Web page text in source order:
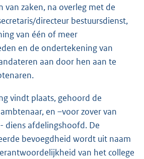
van zaken, na overleg met de
directeur bestuursdienst,
van één of meer
en de ondertekening van
aan door hen aan te
vindt plaats, gehoord de
en –voor zover van
diens afdelingshoofd. De
bevoegdheid wordt uit naam
van het college